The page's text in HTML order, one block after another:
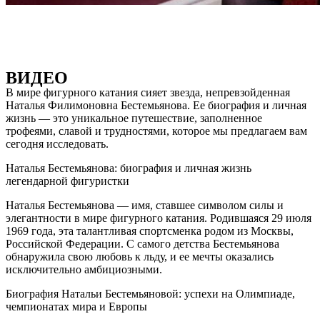
ВИДЕО
В мире фигурного катания сияет звезда, непревзойденная
Наталья Филимоновна Бестемьянова. Ее биография и личная
жизнь — это уникальное путешествие, заполненное
трофеями, славой и трудностями, которое мы предлагаем вам
сегодня исследовать.
Наталья Бестемьянова: биография и личная жизнь
легендарной фигуристки
Наталья Бестемьянова — имя, ставшее символом силы и
элегантности в мире фигурного катания. Родившаяся 29 июля
1969 года, эта талантливая спортсменка родом из Москвы,
Российской Федерации. С самого детства Бестемьянова
обнаружила свою любовь к льду, и ее мечты оказались
исключительно амбициозными.
Биография Натальи Бестемьяновой: успехи на Олимпиаде,
чемпионатах мира и Европы